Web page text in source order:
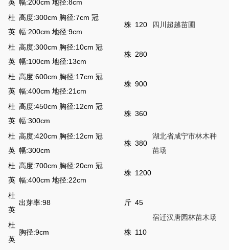
四川超越苗圃
英 幅:200cm 地径:8cm
杜
英
高度:300cm 胸径:7cm 冠
幅:200cm 地径:9cm
株 120
杜
英
高度:300cm 胸径:10cm 冠
幅:100cm 地径:13cm
株 280
杜
英
高度:600cm 胸径:17cm 冠
幅:400cm 地径:21cm
株 900
杜
英
高度:450cm 胸径:12cm 冠
幅:300cm
株 360
湖北省咸宁市林木种
苗场
杜
英
高度:420cm 胸径:12cm 冠
幅:300cm
株 380
杜
英
高度:700cm 胸径:20cm 冠
幅:400cm 地径:22cm
株 1200
杜
英
出芽率:98 斤 45
宿迁汉唐园林苗木场
杜
英
胸径:9cm 株 110